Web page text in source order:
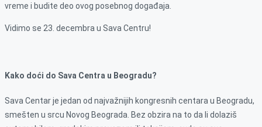
vreme i budite deo ovog posebnog događaja.
Vidimo se 23. decembra u Sava Centru!
Kako doći do Sava Centra u Beogradu?
Sava Centar je jedan od najvažnijih kongresnih centara u Beogradu,
smešten u srcu Novog Beograda. Bez obzira na to da li dolaziš